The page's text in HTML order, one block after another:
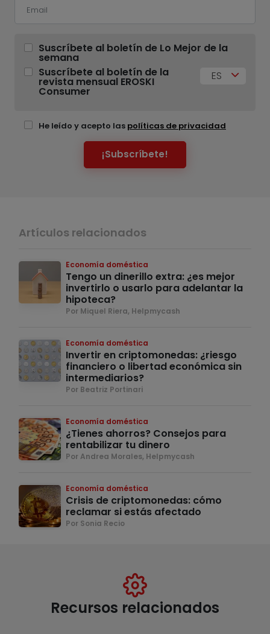
Suscríbete al boletín de Lo Mejor de la
semana
Suscríbete al boletín de la
revista mensual EROSKI
Consumer
ES
He leído y acepto las políticas de privacidad
¡Subscríbete!
Artículos relacionados
Economía doméstica
Tengo un dinerillo extra: ¿es mejor
invertirlo o usarlo para adelantar la
hipoteca?
Por Miquel Riera, Helpmycash
Economía doméstica
Invertir en criptomonedas: ¿riesgo
financiero o libertad económica sin
intermediarios?
Por Beatriz Portinari
Economía doméstica
¿Tienes ahorros? Consejos para
rentabilizar tu dinero
Por Andrea Morales, Helpmycash
Economía doméstica
Crisis de criptomonedas: cómo
reclamar si estás afectado
Por Sonia Recio
Recursos relacionados